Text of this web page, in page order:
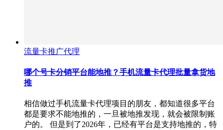
流量卡推广代理
哪个号卡分销平台能地推？手机流量卡代理批量拿货地
推
相信做过手机流量卡代理项目的朋友，都知道很多平台
都是要求不能地推的，一旦被地推发现，就会被限制账
户的。 但是到了2026年，已经有平台是支持地推的，特